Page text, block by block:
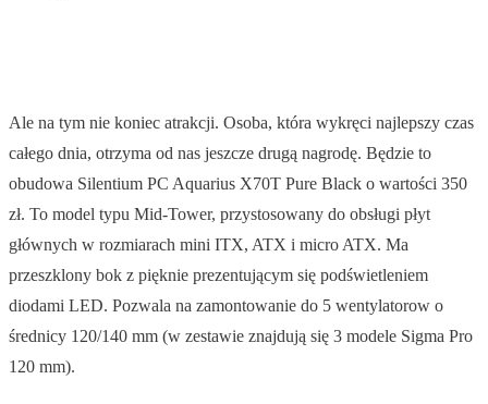
Ale na tym nie koniec atrakcji. Osoba, która wykręci najlepszy czas
całego dnia, otrzyma od nas jeszcze drugą nagrodę. Będzie to
obudowa Silentium PC Aquarius X70T Pure Black o wartości 350
zł. To model typu Mid-Tower, przystosowany do obsługi płyt
głównych w rozmiarach mini ITX, ATX i micro ATX. Ma
przeszklony bok z pięknie prezentującym się podświetleniem
diodami LED. Pozwala na zamontowanie do 5 wentylatorow o
średnicy 120/140 mm (w zestawie znajdują się 3 modele Sigma Pro
120 mm).